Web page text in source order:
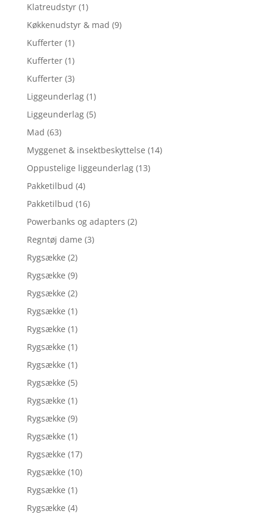
Klatreudstyr (1)
Køkkenudstyr & mad (9)
Kufferter (1)
Kufferter (1)
Kufferter (3)
Liggeunderlag (1)
Liggeunderlag (5)
Mad (63)
Myggenet & insektbeskyttelse (14)
Oppustelige liggeunderlag (13)
Pakketilbud (4)
Pakketilbud (16)
Powerbanks og adapters (2)
Regntøj dame (3)
Rygsække (2)
Rygsække (9)
Rygsække (2)
Rygsække (1)
Rygsække (1)
Rygsække (1)
Rygsække (1)
Rygsække (5)
Rygsække (1)
Rygsække (9)
Rygsække (1)
Rygsække (17)
Rygsække (10)
Rygsække (1)
Rygsække (4)